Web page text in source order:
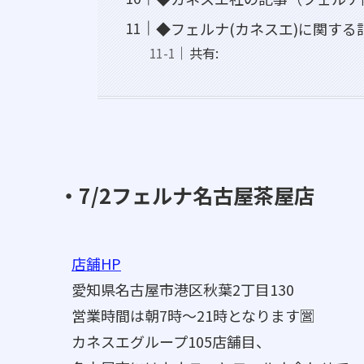
◆フェルナ(カネスエ)に関する
共有:
・7/2フェルナ名古屋茶屋店
店舗HP
愛知県名古屋市港区秋葉2丁目130
営業時間は朝7時～21時となります🈺
カネスエグループ105店舗目、